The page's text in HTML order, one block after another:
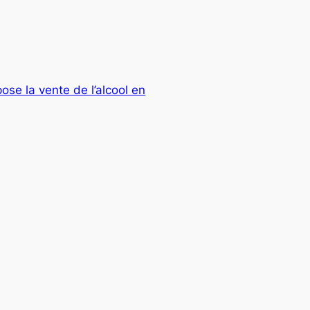
la vente de l’alcool en